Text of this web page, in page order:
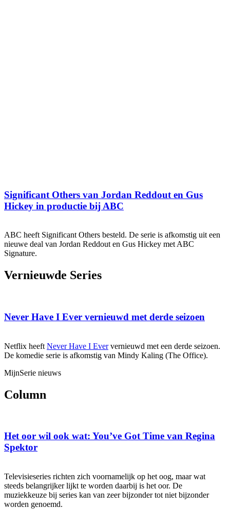
Significant Others van Jordan Reddout en Gus
Hickey in productie bij ABC
ABC heeft Significant Others besteld. De serie is afkomstig uit een
nieuwe deal van Jordan Reddout en Gus Hickey met ABC
Signature.
Vernieuwde Series
Never Have I Ever vernieuwd met derde seizoen
Netflix heeft Never Have I Eververnieuwd met een derde seizoen.
De komedie serie is afkomstig van Mindy Kaling (The Office).
MijnSerie nieuws
Column
Het oor wil ook wat: You’ve Got Time van Regina
Spektor
Televisieseries richten zich voornamelijk op het oog, maar wat
steeds belangrijker lijkt te worden daarbij is het oor. De
muziekkeuze bij series kan van zeer bijzonder tot niet bijzonder
worden genoemd.